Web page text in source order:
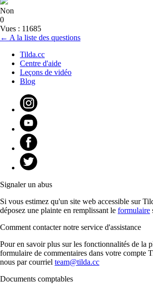
Non
0
Vues : 11685
← A la liste des questions
Tilda.cc
Centre d'aide
Leçons de vidéo
Blog
Signaler un abus
Si vous estimez qu'un site web accessible sur
déposez une plainte en remplissant le formulaire
Comment contacter notre service d'assistance
Pour en savoir plus sur les fonctionnalités de la
formulaire de commentaires dans votre compte
nous par courriel team@tilda.cc
Documents comptables